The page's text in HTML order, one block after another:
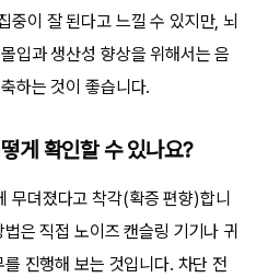
중이 잘 된다고 느낄 수 있지만, 뇌
입과 생산성 향상을 위해서는 음
하는 것이 좋습니다.
게 확인할 수 있나요?
무뎌졌다고 착각(확증 편향)합니
은 직접 노이즈 캔슬링 기기나 귀
진행해 보는 것입니다. 차단 전